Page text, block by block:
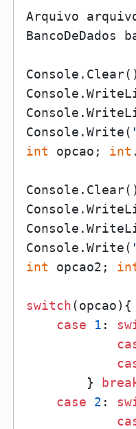
Arquivo
BancoDeDados
Console.Write(
int opcao; int
Console.Write(
int opcao2;
switch(opcao){
case
1 :
        }
case
2 :